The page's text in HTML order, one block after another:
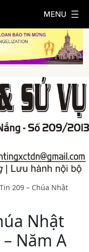
209 – Chúa Nhật
Nhật
Năm A